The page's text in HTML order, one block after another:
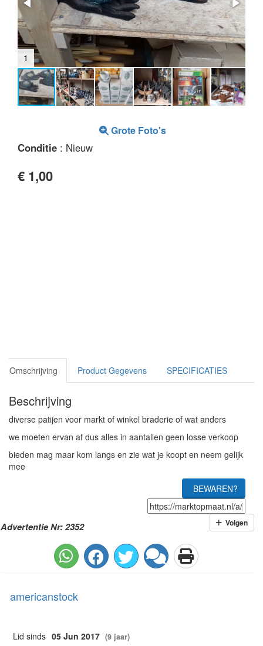
12
Grote Foto's
Conditie : Nieuw
€ 1,00
Omschrijving Product Gegevens SPECIFICATIES
Beschrijving
diverse patijen voor markt of winkel braderie of wat anders
we moeten ervan af dus alles in aantallen geen losse verkoop
bieden mag maar kom langs en zie wat je koopt en neem gelijk
mee
BEWAREN?
Advertentie Nr: 2352 Volgen
americanstock
Lid sinds 05 Jun 2017 (9 jaar)